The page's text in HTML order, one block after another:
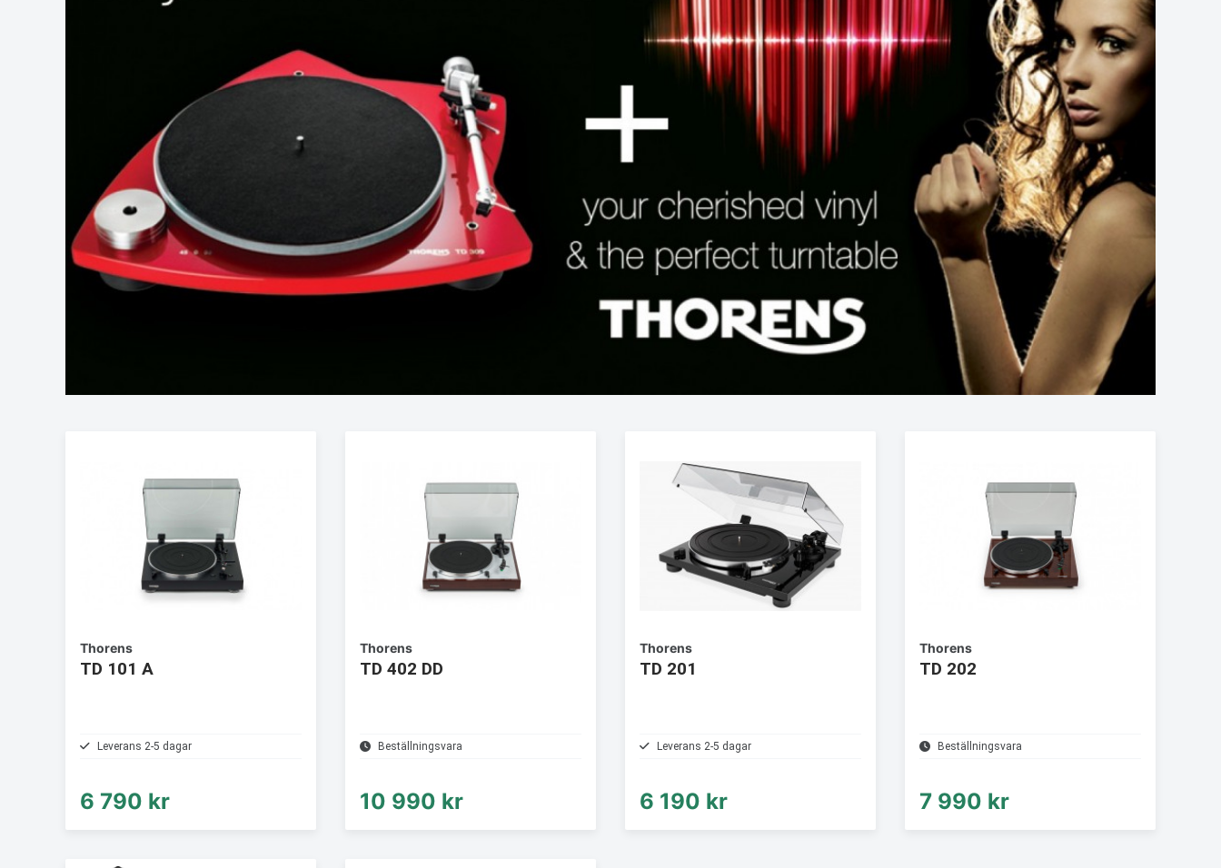
Thorens
TD 101 A
Leverans 2-5 dagar
6 790 kr
Thorens
TD 402 DD
Beställningsvara
10 990 kr
Thorens
TD 201
Leverans 2-5 dagar
6 190 kr
Thorens
TD 202
Beställningsvara
7 990 kr